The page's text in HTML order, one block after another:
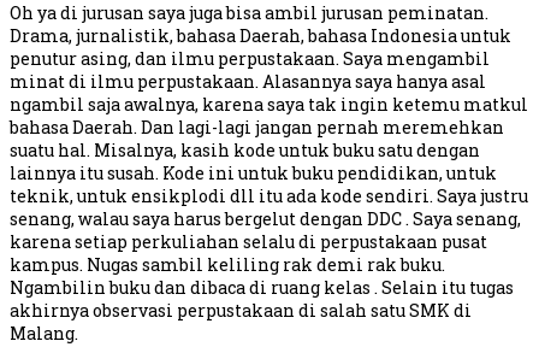
Oh ya di jurusan saya juga bisa ambil jurusan peminatan.
Drama, jurnalistik, bahasa Daerah, bahasa Indonesia untuk
penutur asing, dan ilmu perpustakaan. Saya mengambil
minat di ilmu perpustakaan. Alasannya saya hanya asal
ngambil saja awalnya, karena saya tak ingin ketemu matkul
bahasa Daerah. Dan lagi-lagi jangan pernah meremehkan
suatu hal. Misalnya, kasih kode untuk buku satu dengan
lainnya itu susah. Kode ini untuk buku pendidikan, untuk
teknik, untuk ensikplodi dll itu ada kode sendiri. Saya justru
senang, walau saya harus bergelut dengan DDC . Saya senang,
karena setiap perkuliahan selalu di perpustakaan pusat
kampus. Nugas sambil keliling rak demi rak buku.
Ngambilin buku dan dibaca di ruang kelas . Selain itu tugas
akhirnya observasi perpustakaan di salah satu SMK di
Malang.